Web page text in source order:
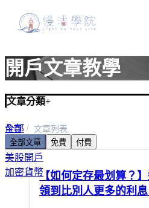
開戶文章教學
文章分類+
全部
美股入門
美股開戶
加密貨幣
首頁
文章列表
全部文章
免費 付費
【如何定存最划算？
領到比別人更多的利息